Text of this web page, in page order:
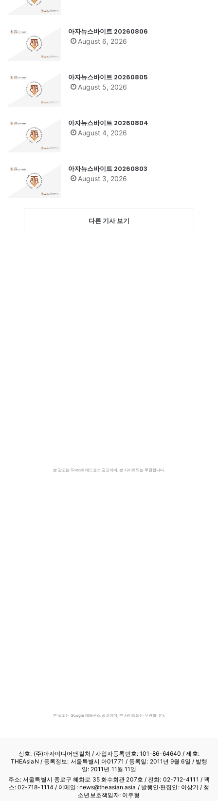
아자뉴스바이트 20260806
August 6, 2026
아자뉴스바이트 20260805
August 5, 2026
아자뉴스바이트 20260804
August 4, 2026
아자뉴스바이트 20260803
August 3, 2026
다른 기사 보기
본 광고는 Google 애드센스 광고이며, 본 사이트와는 무관합니다.
본 광고는 Google 애드센스 광고이며, 본 사이트와는 무관합니다.
상호: (주)아자미디어앤컬처 /사업자등록번호: 101-86-64640 / 제호:
THEAsiaN / 등록정보: 서울특별시 아01771 / 등록일: 2011년 9월 6일 / 발행
일: 2011년 11월 11일
주소: 서울특별시 종로구 혜화로 35 화수회관 207호 / 전화: 02-712-4111 / 팩
스: 02-718-1114 / 이메일: news@theasian.asia / 발행인·편집인: 이상기 / 청
소년보호책임자: 이주형